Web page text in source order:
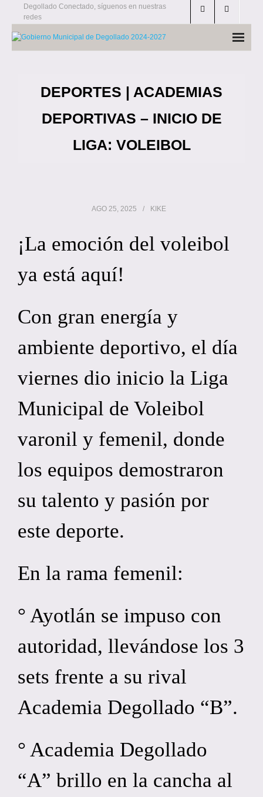
Skip
content
Degollado Conectado, síguenos en nuestras
redes
DEPORTES | ACADEMIAS
DEPORTIVAS – INICIO DE
LIGA: VOLEIBOL
AGO 25, 2025 KIKE
¡La emoción del voleibol
ya está aquí!
Con gran energía y
ambiente deportivo, el día
viernes dio inicio la Liga
Municipal de Voleibol
varonil y femenil, donde
los equipos demostraron
su talento y pasión por
este deporte.
En la rama femenil:
° Ayotlán se impuso con
autoridad, llevándose los 3
sets frente a su rival
Academia Degollado “B”.
° Academia Degollado
“A” brillo en la cancha al